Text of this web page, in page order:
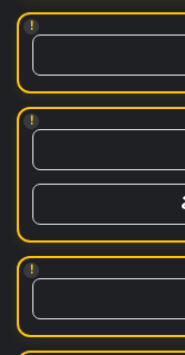
!
!
!